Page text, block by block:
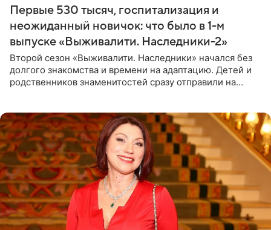
Первые 530 тысяч, госпитализация и
неожиданный новичок: что было в 1-м
выпуске «Выживалити. Наследники-2»
Второй сезон «Выживалити. Наследники» начался без
долгого знакомства и времени на адаптацию. Детей и
родственников знаменитостей сразу отправили на